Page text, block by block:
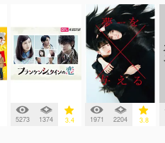
5273 1374 3.4 1971 2204 3.8